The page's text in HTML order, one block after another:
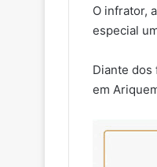
O infrator,
especial
Diante dos
em